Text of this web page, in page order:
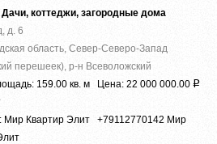
коттеджи, загородные дома
д. 6
область, Север-Северо-Запад
перешеек), р-н Всеволожский
159.00 кв. м Цена: 22 000 000.00 Р
Мир Квартир Элит +79112770142 Мир